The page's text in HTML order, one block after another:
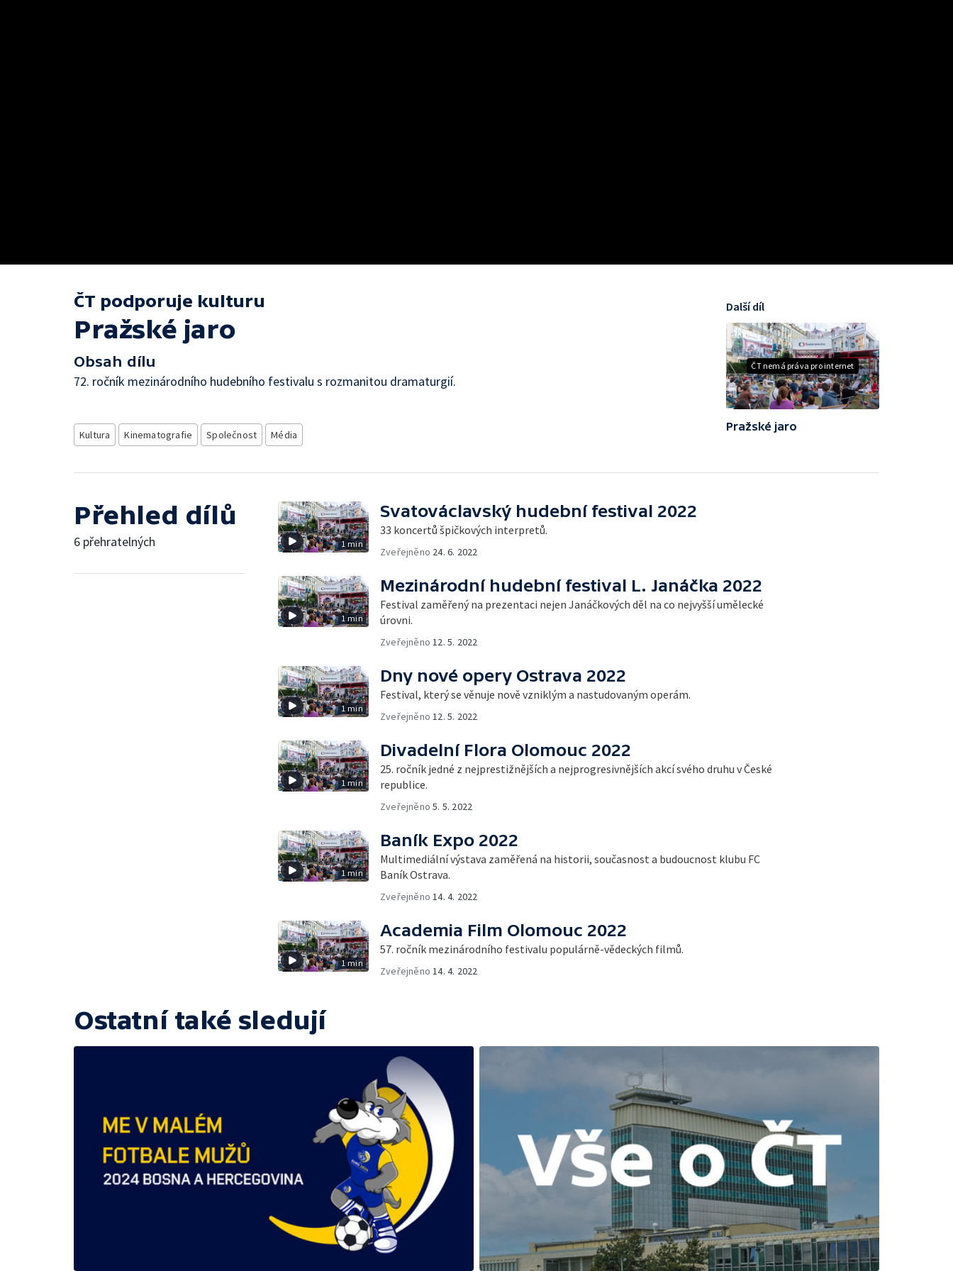
ČT podporuje kulturu
Pražské jaro
Obsah dílu
72. ročník mezinárodního hudebního festivalu s rozmanitou dramaturgií.
Kultura Kinematografie Společnost Média
ČT nemá práva pro internet
Další díl
Pražské jaro
Přehled dílů
6 přehratelných 1 min
Svatováclavský hudební festival 2022
33 koncertů špičkových interpretů.
Zveřejněno 24. 6. 2022
1 min
Mezinárodní hudební festival L. Janáčka 2022
Festival zaměřený na prezentaci nejen Janáčkových děl na co nejvyšší umělecké
úrovni.
Zveřejněno 12. 5. 2022
1 min
Dny nové opery Ostrava 2022
Festival, který se věnuje nově vzniklým a nastudovaným operám.
Zveřejněno 12. 5. 2022
1 min
Divadelní Flora Olomouc 2022
25. ročník jedné z nejprestižnějších a nejprogresivnějších akcí svého druhu v České
republice.
Zveřejněno5. 5. 2022
1 min
Baník Expo 2022
Multimediální výstava zaměřená na historii, současnost a budoucnost klubu FC
Baník Ostrava.
Zveřejněno 14. 4. 2022
1 min
Academia Film Olomouc 2022
57. ročník mezinárodního festivalu populárně-vědeckých filmů.
Zveřejněno 14. 4. 2022
Ostatní také sledují